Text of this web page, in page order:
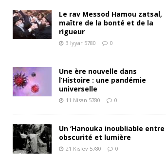
Le rav Messod Hamou zatsal,
maître de la bonté et de la
rigueur
3 Iyyar 5780 0
Une ère nouvelle dans
l’Histoire : une pandémie
universelle
11 Nisan 5780 0
Un ‘Hanouka inoubliable entre
obscurité et lumière
21 Kislev 5780 0